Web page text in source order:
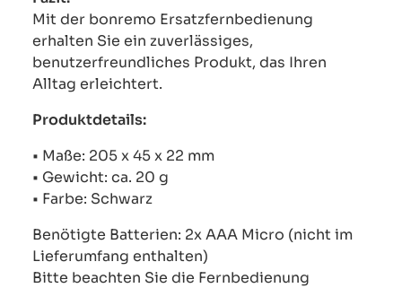
Mit der bonremo Ersatzfernbedienung
erhalten Sie ein zuverlässiges,
benutzerfreundliches Produkt, das Ihren
Alltag erleichtert.
Produktdetails:
• Maße: 205 x 45 x 22 mm
• Gewicht: ca. 20 g
• Farbe: Schwarz
Benötigte Batterien: 2x AAA Micro (nicht im
Lieferumfang enthalten)
Bitte beachten Sie die Fernbedienung